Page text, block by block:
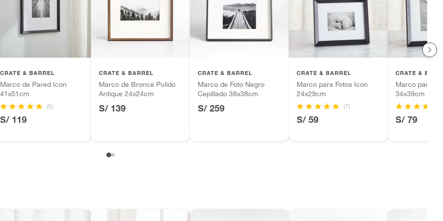
productos para asfalto.
tecnología, línea blanca, colchones, muebles,
suplementos alimenticios, vitaminas.
CRATE & BARREL
Marco de Pared Icon
41x51cm
(5)
S/ 119
CRATE & BARREL
Marco de Bronce Pulido
Antique 24x24cm
S/ 139
CRATE & BARREL
Marco de Foto Negro
Cepillado 38x38cm
S/ 259
CRATE & BARREL
Marco para Fotos Icon
24x29cm
(7)
S/ 59
CRATE &
Marco para
34x39cm
S/ 79